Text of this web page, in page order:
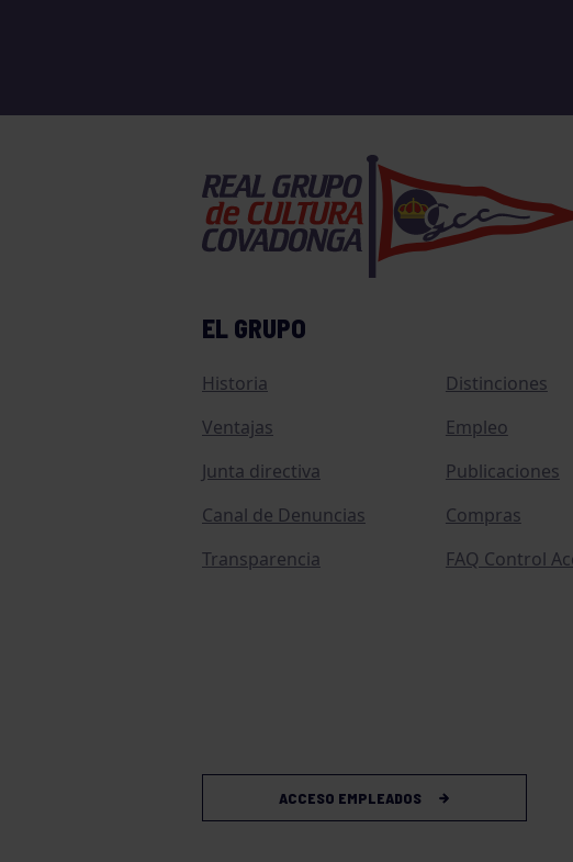
EL GRUPO
Historia
Distinciones
Ventajas
Empleo
Junta directiva
Publicaciones
Canal de Denuncias
Compras
Transparencia
FAQ Control
ACCESO EMPLEADOS